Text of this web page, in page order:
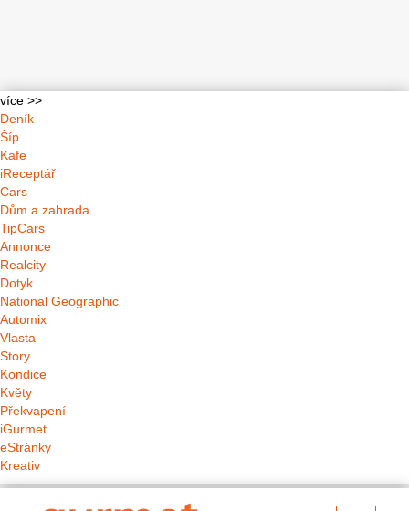
více >>
Deník
Šíp
Kafe
iReceptář
Cars
Dům a zahrada
TipCars
Annonce
Realcity
Dotyk
National Geographic
Automix
Vlasta
Story
Kondice
Květy
Překvapení
iGurmet
eStránky
Kreativ